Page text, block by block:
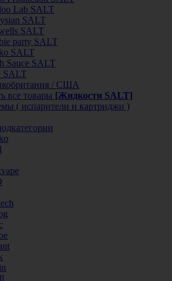
Lab SALT
SALT
SALT
party SALT
SALT
Sauce SALT
SALT
/ США
все товары [Жидкости SALT]
( испарители и картриджи )